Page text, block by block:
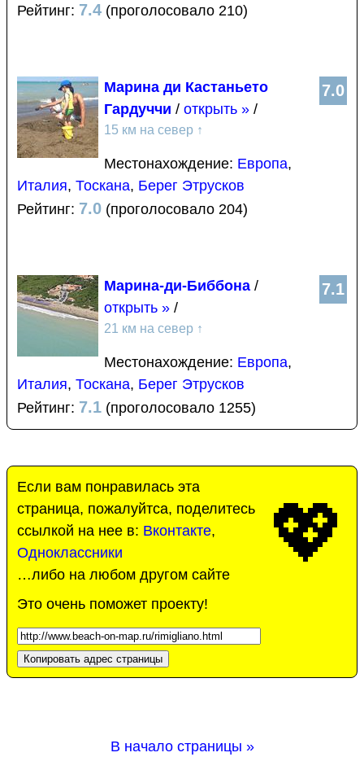
Рейтинг: 7.4 (проголосовало 210)
7.0
Марина ди Кастаньето
Гардуччи / открыть » /
15 км на север ↑
Местонахождение: Европа,
Италия, Тоскана, Берег Этрусков
Рейтинг: 7.0 (проголосовало 204)
7.1
Марина-ди-Биббона /
открыть » /
21 км на север ↑
Местонахождение: Европа,
Италия, Тоскана, Берег Этрусков
Рейтинг: 7.1 (проголосовало 1255)
💖
Если вам понравилась эта
страница, пожалуйтса, поделитесь
ссылкой на нее в: Вконтакте,
Одноклассники
…либо на любом другом сайте
Это очень поможет проекту!
Копировать адрес страницы
В начало страницы »